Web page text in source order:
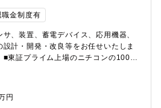
職金制度有
サ、装置、蓄電デバイス、応用機器、
計・開発・改良等をお任せいたしま
■東証プライム上場のニチコンの100%
！■3期連続最高売上達成中。業績好調
問わず昇進、チャレンジできる環境で
度で継続しやすい環境が整っていま
円